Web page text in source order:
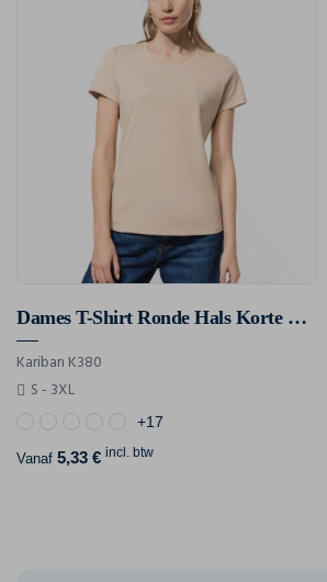
Dames T-Shirt Ronde Hals Korte Mouwen
Kariban K380
S - 3XL
+17
Vanaf 5,33 € incl. btw